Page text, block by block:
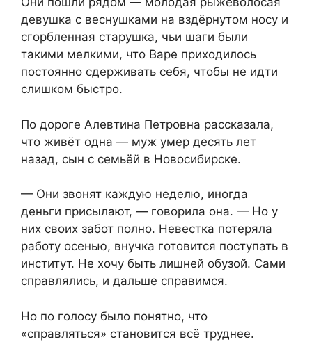
девушка с веснушками на вздёрнутом носу и
сгорбленная старушка, чьи шаги были
такими мелкими, что Варе приходилось
постоянно сдерживать себя, чтобы не идти
слишком быстро.
По дороге Алевтина Петровна рассказала,
что живёт одна — муж умер десять лет
назад, сын с семьёй в Новосибирске.
— Они звонят каждую неделю, иногда
деньги присылают, — говорила она. — Но у
них своих забот полно. Невестка потеряла
работу осенью, внучка готовится поступать в
институт. Не хочу быть лишней обузой. Сами
справлялись, и дальше справимся.
Но по голосу было понятно, что
«справляться» становится всё труднее.